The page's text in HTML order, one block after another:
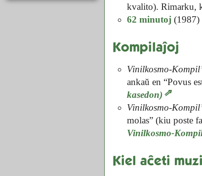
kvalito). Rimarku,
62 minutoj (1987)
Kompilaĵoj
Vinilkosmo-
ankaŭ en “Povus
kasedon)
Vinilkosmo-
molas” (kiu poste
Vinilkosmo-
Kiel aĉeti